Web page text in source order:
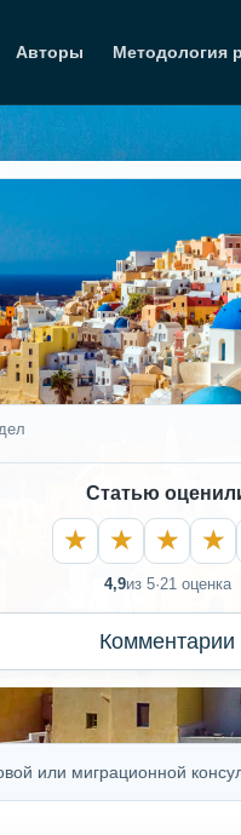
Авторы Методология
Статью
4,9из 5·21 оценка
Комментарии